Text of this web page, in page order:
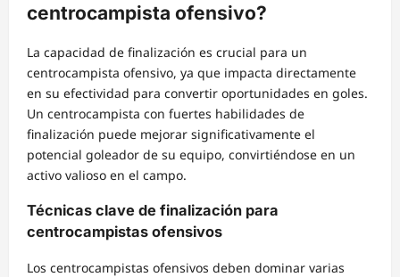
centrocampista ofensivo?
La capacidad de finalización es crucial para un
centrocampista ofensivo, ya que impacta directamente
en su efectividad para convertir oportunidades en goles.
Un centrocampista con fuertes habilidades de
finalización puede mejorar significativamente el
potencial goleador de su equipo, convirtiéndose en un
activo valioso en el campo.
Técnicas clave de finalización para
centrocampistas ofensivos
Los centrocampistas ofensivos deben dominar varias